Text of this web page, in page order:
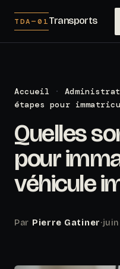
TDA—01Transports
Accueil ·
étapes pour
Quelles
pour
véhicule
Par Pierre Gatiner·